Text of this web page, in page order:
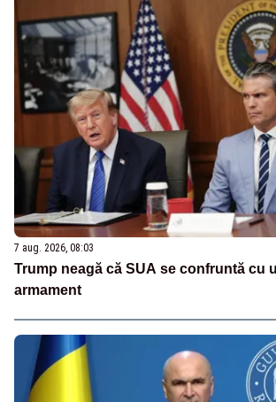
7 aug. 2026, 08:03
Trump neagă că SUA se confruntă cu
armament